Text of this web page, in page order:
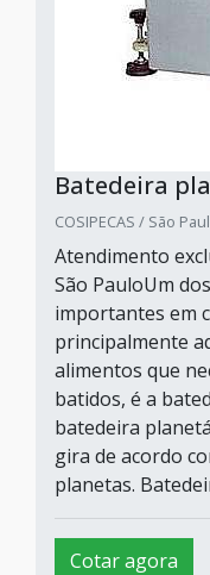
Batedeira
COSIPECAS / São
Atendimento
São PauloUm
importantes em
principalmente
alimentos que
batidos, é a
batedeira
gira de acordo
planetas.
Cotar agora